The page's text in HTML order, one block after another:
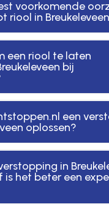
voorkomende
riool in
een riool te laten
bij
een
oplossen?
in
is het beter een